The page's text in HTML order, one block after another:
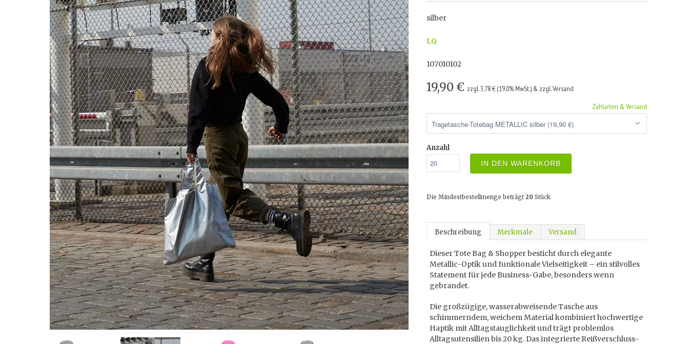
silber
LQ
107010102
19,90 € zzgl. 3,78 € (19.0% MwSt.) & zzgl. Versand
Zahlarten & Versand
Anzahl
IN DEN WARENKORB
Die Mindestbestellmenge beträgt 20 Stück
Beschreibung Merkmale Versand
Dieser Tote Bag & Shopper besticht durch elegante
Metallic-Optik und funktionale Vielseitigkeit – ein stilvolles
Statement für jede Business-Gabe, besonders wenn
gebrandet.
Die großzügige, wasserabweisende Tasche aus
schimmerndem, weichem Material kombiniert hochwertige
Haptik mit Alltagstauglichkeit und trägt problemlos
Alltagsutensilien bis 20 kg. Das integrierte Reißverschluss-